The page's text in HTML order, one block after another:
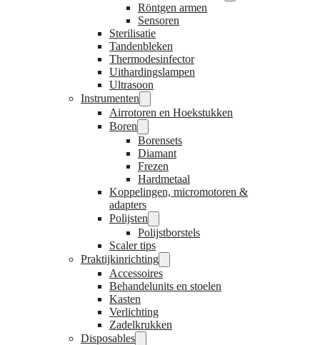
Röntgen armen
Sensoren
Sterilisatie
Tandenbleken
Thermodesinfector
Uithardingslampen
Ultrasoon
Instrumenten
Airrotoren en Hoekstukken
Boren
Borensets
Diamant
Frezen
Hardmetaal
Koppelingen, micromotoren &
adapters
Polijsten
Polijstborstels
Scaler tips
Praktijkinrichting
Accessoires
Behandelunits en stoelen
Kasten
Verlichting
Zadelkrukken
Disposables